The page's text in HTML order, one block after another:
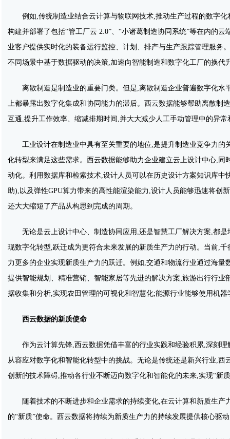
例如,传统制造业结合云计算与物联网技术,推动生产过程的数字
构建并部署了包括“管工厂云 2.0”、“小诸葛制造协同系统”等在内的
业客户提供实时化的装备运行监控、计划、排产与生产跟踪管理服务
不同场景中基于数据驱动的决策,加速向智能制造和数字化工厂的换代
离散制造是制造业的重要门类。但是,离散制造企业普遍数字化
上都暴露出数字化集成和协同能力的滞后。西云数据能够帮助离散制
互通,提升工作效率、缩减排期时间,并大大减少人工手动管理中的异
工业设计在制造业中具有至关重要的地位,是提升制造业竞争力
化转型来满足这些需求。西云数据能够助力企业建立云上设计中心,
动化。利用数据库和检索技术,设计人员可以在历史设计方案知识库
助),以及弹性GPU算力带来的高性能渲染能力,设计人员能够迅速将创
还大大缩短了产品从构思到完成的周期。
无论是云上设计中心、制造协同应用,还是智慧工厂解决方案,都
现数字化转型,跃迁成为更符合未来发展的新质生产力的行动。当前,
力更多的企业实现新质生产力的跃迁。例如,交通和物流行业通过海
提供智能规划、精准营销、智能家居等先进的解决方案;旅游出行行
据收集和分析,实现农田管理的可视化和智慧化;能源行业能够使用机
西云数据的新质使命
作为云计算先锋,西云数据凭借丰富的行业实践和经验积累,深刻
从容应对数字化和智能化转型中的挑战。无论是传统还是新兴行业,
创新的技术障碍,推动各行业不断迈向数字化和智能化的未来,实现“新
随着技术的不断进步和企业需求的持续变化,在云计算和新质生
的“新质”使命。西云数据将持续为新质生产力的持续发展提供核心驱